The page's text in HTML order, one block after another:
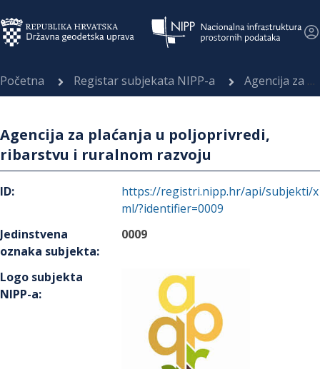
Početna Registar subjekata NIPP-a Agencija za plaćanja u poljoprivredi, ribarstvu i ruralnom razvoju
Agencija za plaćanja u poljoprivredi,
ribarstvu i ruralnom razvoju
ID:
https://registri.nipp.hr/api/subjekti/x
ml/?identifier=0009
Jedinstvena
oznaka subjekta:
0009
Logo subjekta
NIPP-a: